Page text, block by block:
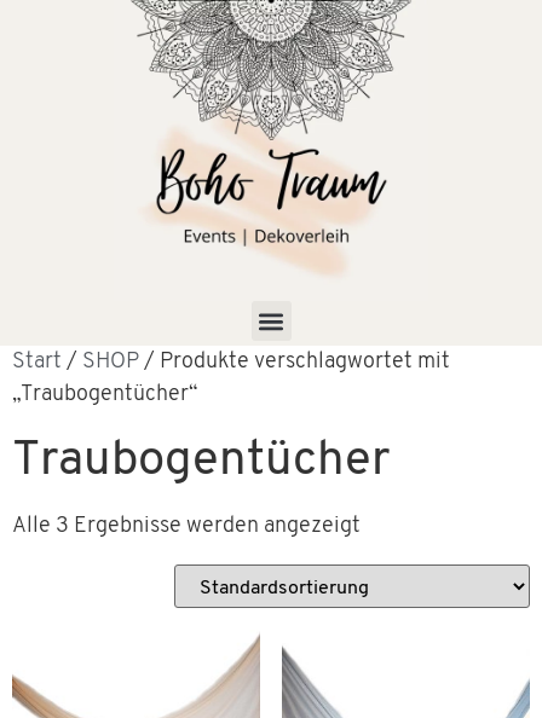
Start / SHOP / Produkte verschlagwortet mit
„Traubogentücher“
Traubogentücher
Alle 3 Ergebnisse werden angezeigt